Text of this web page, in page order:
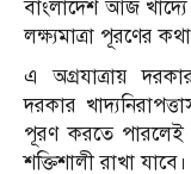
বাংলাদেশ আজ
লক্ষ্যমাত্রা পূরণের
এ অগ্রযাত্রায়
দরকার
পূরণ করতে পারলেই
শক্তিশালী রাখা যাবে।